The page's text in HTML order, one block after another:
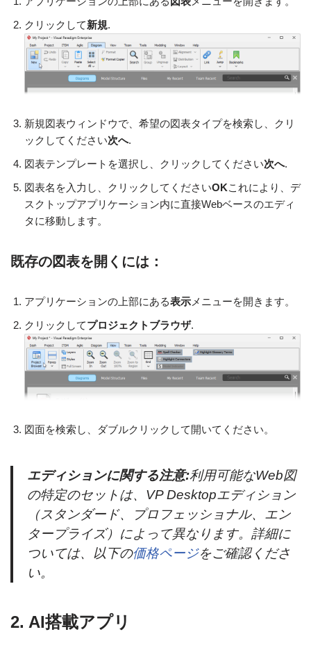
クリックして新規.
新規図表ウィンドウで、希望の図表タイプを検索し、クリ
ックしてください次へ.
図表テンプレートを選択し、クリックしてください次へ.
図表名を入力し、クリックしてくださいOKこれにより、デ
スクトップアプリケーション内に直接Webベースのエディ
タに移動します。
既存の図表を開くには：
アプリケーションの上部にある表示 メニューを開きます。
クリックしてプロジェクトブラウザ.
図面を検索し、ダブルクリックして開いてください。
エディションに関する注意:利用可能なWeb図
の特定のセットは、VP Desktopエディション
（スタンダード、プロフェッショナル、エン
タープライズ）によって異なります。詳細に
ついては、以下の価格ページをご確認くださ
い。
2. AI搭載アプリ